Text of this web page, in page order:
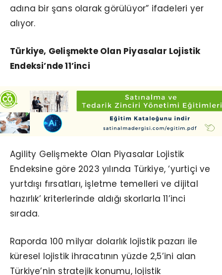
adına bir şans olarak görülüyor” ifadeleri yer
alıyor.
Türkiye, Gelişmekte Olan Piyasalar Lojistik
Endeksi’nde 11’inci
Agility Gelişmekte Olan Piyasalar Lojistik
Endeksine göre 2023 yılında Türkiye, ‘yurtiçi ve
yurtdışı fırsatları, işletme temelleri ve dijital
hazırlık’ kriterlerinde aldığı skorlarla 11’inci
sırada.
Raporda 100 milyar dolarlık lojistik pazarı ile
küresel lojistik ihracatının yüzde 2,5’ini alan
Türkiye’nin stratejik konumu, lojistik